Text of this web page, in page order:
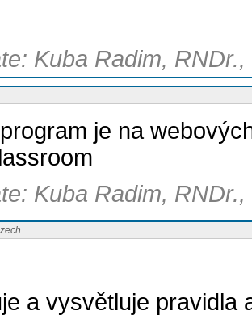
Kuba Radim,
je na
Kuba Radim,
a vysvětluje pravidla